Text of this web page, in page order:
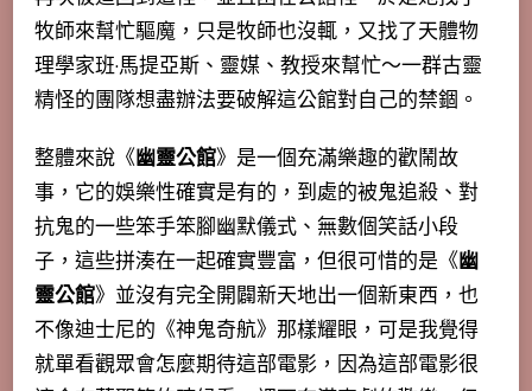
牧師來幫忙驅魔，只是牧師也沒輒，又找了天體物
理學家班·馬提亞斯、靈媒、教授來幫忙～一群古靈
精怪的團隊想盡辦法要破解這公館對自己的禁錮。
整體來說《幽靈公館》是一個充滿樂趣的歡鬧故
事，它的娛樂性確實是有的，到處的被鬼追殺、對
抗鬼的一些笨手笨腳幽默儀式、無數個笑話小段
子，這些拼湊在一起確實豐富，但很可惜的是《幽
靈公館》並沒有完全開闢新天地出一個新東西，也
不像迪士尼的《神鬼奇航》那樣耀眼，可是我覺得
就單看觀眾會怎麼期待這部電影，因為這部電影很